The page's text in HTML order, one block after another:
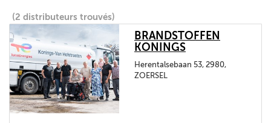
(2 distributeurs trouvés)
BRANDSTOFFEN
KONINGS
Herentalsebaan 53, 2980,
ZOERSEL